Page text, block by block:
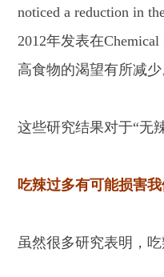
noticed a reduction in
2012年发表在
高食物的渴望有所减少
这些研究结果对于“无
吃辣过多有可能损害
虽然很多研究表明，